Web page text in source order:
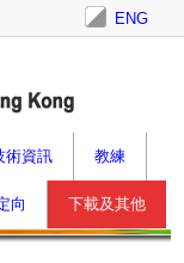
ENG
術資訊 教練
向 下載及其他